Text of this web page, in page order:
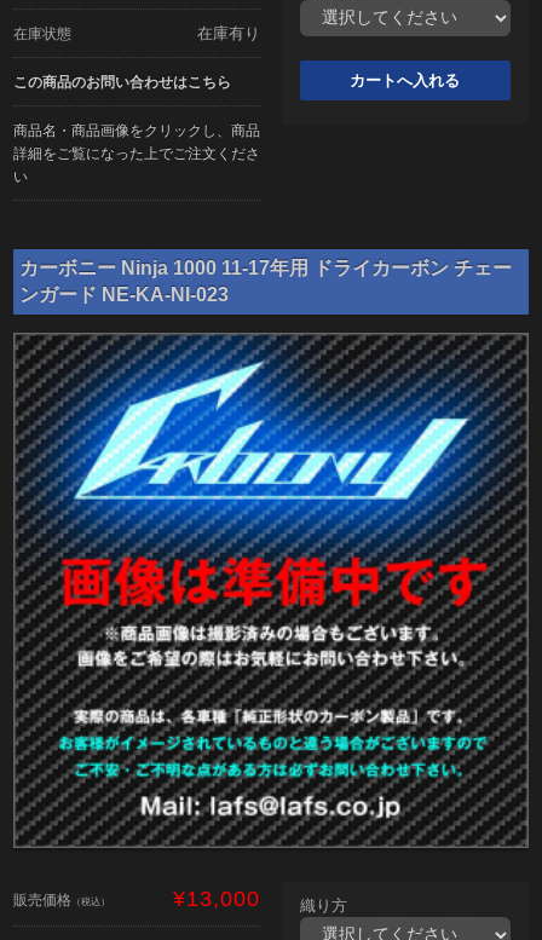
在庫状態 在庫有り
この商品のお問い合わせはこちら
商品名・商品画像をクリックし、商品
詳細をご覧になった上でご注文くださ
い
カーボニー Ninja 1000 11-17年用 ドライカーボン チェー
ンガード NE-KA-NI-023
販売価格 （税込） ¥13,000 織り方